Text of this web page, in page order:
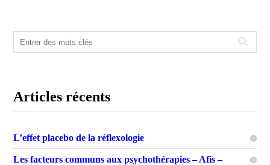
Articles récents
L’effet placebo de la réflexologie
Les facteurs communs aux psychothérapies – Afis –